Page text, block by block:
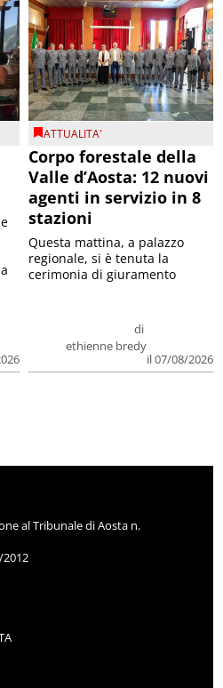
ATTUALITA'
Corpo forestale della
Valle d’Aosta: 12 nuovi
agenti in servizio in 8
stazioni
di
ethienne bredy
il 07/08/2026
Questa mattina, a palazzo
regionale, si è tenuta la
cerimonia di giuramento
al Tribunale di Aosta n.